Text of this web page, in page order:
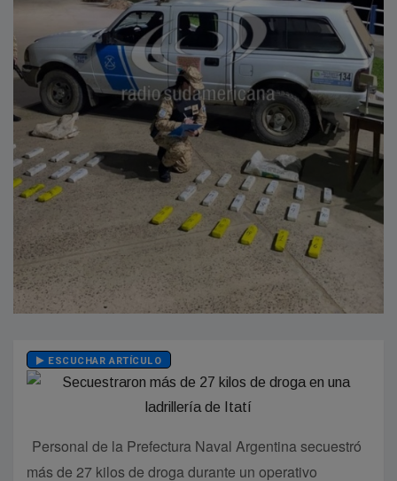
ESCUCHAR ARTÍCULO
Personal de la Prefectura Naval Argentina secuestró
más de 27 kilos de droga durante un operativo